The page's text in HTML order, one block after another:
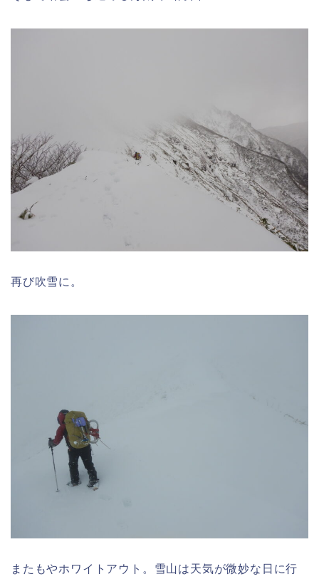
再び吹雪に。
またもやホワイトアウト。雪山は天気が微妙な日に行